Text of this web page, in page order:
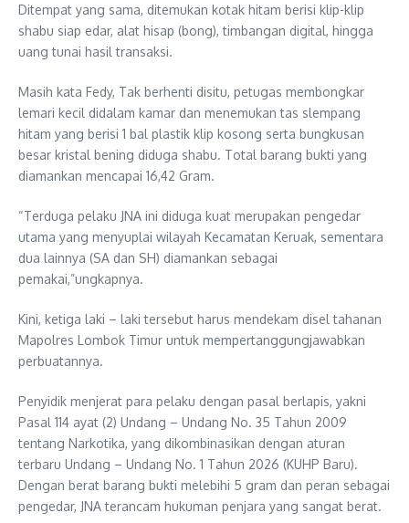
Ditempat yang sama, ditemukan kotak hitam berisi klip-klip
shabu siap edar, alat hisap (bong), timbangan digital, hingga
uang tunai hasil transaksi.
Masih kata Fedy, Tak berhenti disitu, petugas membongkar
lemari kecil didalam kamar dan menemukan tas slempang
hitam yang berisi 1 bal plastik klip kosong serta bungkusan
besar kristal bening diduga shabu. Total barang bukti yang
diamankan mencapai 16,42 Gram.
“Terduga pelaku JNA ini diduga kuat merupakan pengedar
utama yang menyuplai wilayah Kecamatan Keruak, sementara
dua lainnya (SA dan SH) diamankan sebagai
pemakai,”ungkapnya.
Kini, ketiga laki – laki tersebut harus mendekam disel tahanan
Mapolres Lombok Timur untuk mempertanggungjawabkan
perbuatannya.
Penyidik menjerat para pelaku dengan pasal berlapis, yakni
Pasal 114 ayat (2) Undang – Undang No. 35 Tahun 2009
tentang Narkotika, yang dikombinasikan dengan aturan
terbaru Undang – Undang No. 1 Tahun 2026 (KUHP Baru).
Dengan berat barang bukti melebihi 5 gram dan peran sebagai
pengedar, JNA terancam hukuman penjara yang sangat berat.